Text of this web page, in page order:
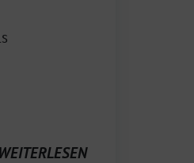
WEITERLESEN